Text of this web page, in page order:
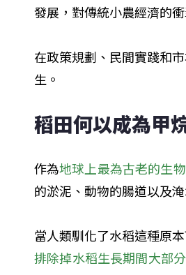
發展，對傳統小農經濟的
在政策規劃、民間實踐和
生。
稻田何以成為甲
作為地球上最為古老的生
的淤泥、動物的腸道以及
當人類馴化了水稻這種原
排除掉水稻生長期間大部